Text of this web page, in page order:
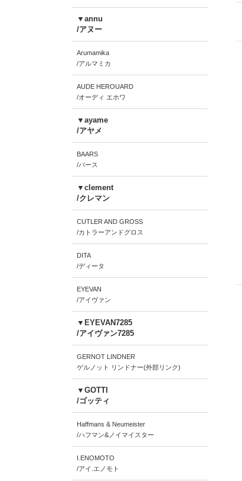
▼annu
/アヌー
Arumamika
/アルマミカ
AUDE HEROUARD
/オーディ エホワ
▼ayame
/アヤメ
BAARS
/バース
▼clement
/クレマン
CUTLER AND GROSS
/カトラーアンドグロス
DITA
/ディータ
EYEVAN
/アイヴァン
▼EYEVAN7285
/アイヴァン7285
GERNOT LINDNER
ゲルノット リンドナー(外部リンク)
▼GOTTI
/ゴッティ
Haffmans & Neumeister
/ハフマン&ノイマイスター
I.ENOMOTO
/アイ.エノモト